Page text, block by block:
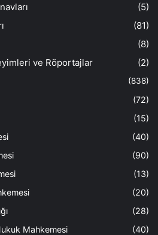
(5)
(81)
(8)
ve Röportajlar
(2)
(838)
(72)
(15)
(40)
(90)
(13)
(20)
(28)
Mahkemesi
(40)